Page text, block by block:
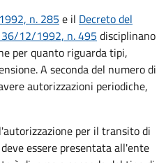
n. 285 e il Decreto del
12/1992, n. 495 disciplinano
per quanto riguarda tipi,
A seconda del numero di
autorizzazioni periodiche,
per il transito di
essere presentata all'ente